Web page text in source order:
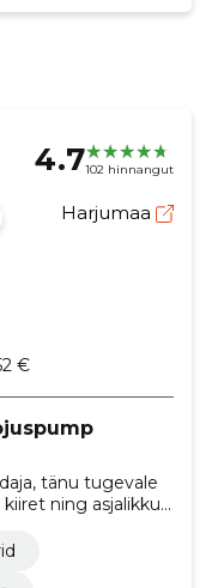
4.7102 hinnangut
Harjumaa
€
tänu tugevale
ning asjalikku